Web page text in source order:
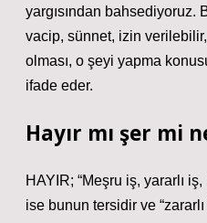
yargısından bahsediyoruz.
vacip, sünnet, izin
olması, o şeyi yapma
ifade eder.
Hayır mı şer mi
HAYIR; “Meşru iş, yararlı
ise bunun tersidir ve